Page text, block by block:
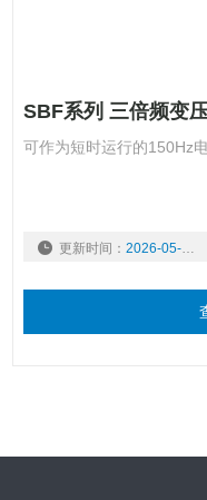
SBF系列 三倍频变
可作为短时运行的150Hz
更新时间： 2026-05-22